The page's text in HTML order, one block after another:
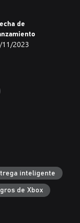
de
11/2023
inteligente
de Xbox